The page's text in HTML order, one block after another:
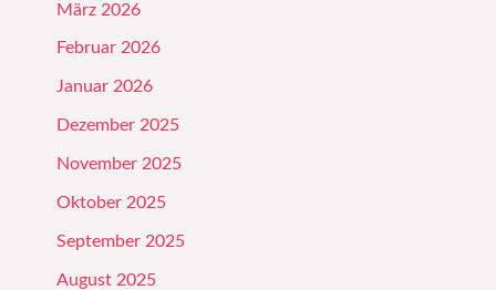
März 2026
Februar 2026
Januar 2026
Dezember 2025
November 2025
Oktober 2025
September 2025
August 2025